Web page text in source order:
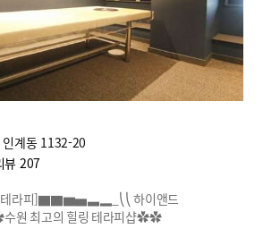
인계동 1132-20
뷰 207
테라피]▇▇▆▅▃▂_⎝⎝ 하이앤드
최고의 힐링 테라피샵✿✿